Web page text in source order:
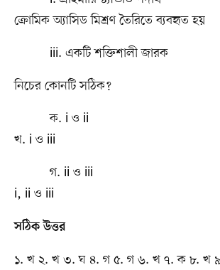
ক্রোমিক অ্যাসিড মিশ্রণ তৈরিতে ব্যবহৃত হয়
iii. একটি শক্তিশালী জারক
নিচের কোনটি সঠিক?
ক. i
খ. i ও iii
গ. ii ও
i, ii ও iii
সঠিক উত্তর
১. খ ২. খ ৩. ঘ ৪. গ ৫. গ ৬. খ ৭. ক ৮. খ